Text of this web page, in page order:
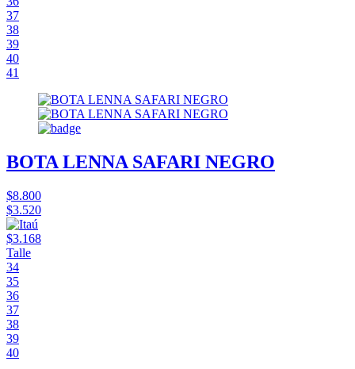
37
38
39
40
41
BOTA LENNA SAFARI NEGRO
$8.800
$3.520
$3.168
Talle
34
35
36
37
38
39
40